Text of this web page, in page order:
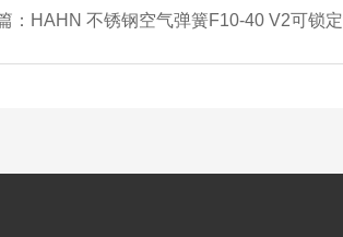
： HAHN 不锈钢空气弹簧F10-40 V2可锁定